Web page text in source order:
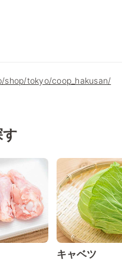
tokyo/coop_hakusan/
キャベツ